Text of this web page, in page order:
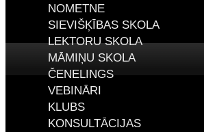
NOMETNE
SIEVIŠĶĪBAS SKOLA
LEKTORU SKOLA
MĀMIŅU SKOLA
ČENELINGS
VEBINĀRI
KLUBS
KONSULTĀCIJAS